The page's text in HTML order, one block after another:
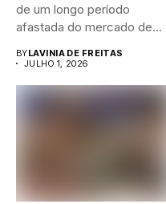
de um longo período
afastada do mercado de...
BYLAVINIA DE FREITAS
JULHO 1, 2026